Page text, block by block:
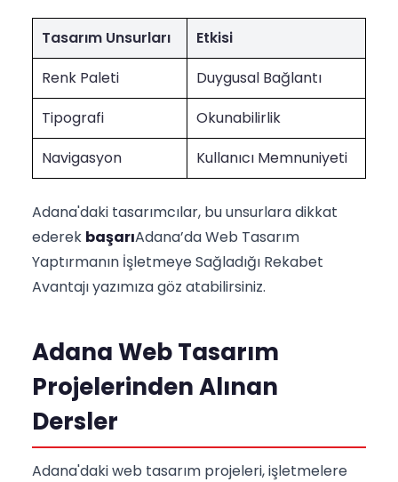
Tasarım Unsurları
Etkisi
Renk Paleti
Duygusal Bağlantı
Tipografi
Okunabilirlik
Navigasyon
Kullanıcı Memnuniyeti
Adana'daki tasarımcılar, bu unsurlara dikkat
ederek başarıAdana’da Web Tasarım
Yaptırmanın İşletmeye Sağladığı Rekabet
Avantajı yazımıza göz atabilirsiniz.
Adana Web Tasarım
Projelerinden Alınan
Dersler
Adana'daki web tasarım projeleri, işletmelere